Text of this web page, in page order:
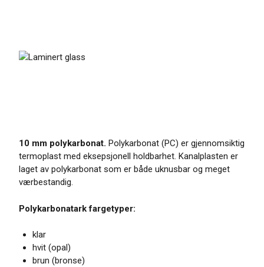
10 mm polykarbonat. Polykarbonat (PC) er gjennomsiktig
termoplast med eksepsjonell holdbarhet. Kanalplasten er
laget av polykarbonat som er både uknusbar og meget
værbestandig.
Polykarbonatark fargetyper:
klar
hvit (opal)
brun (bronse)